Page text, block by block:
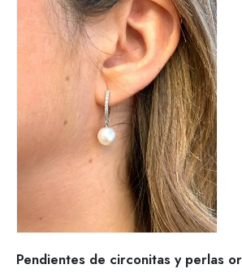
Pendientes de circonitas y perlas